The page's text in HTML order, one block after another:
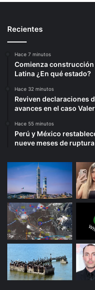
Recientes
Hace 7 minutos
Comienza
Latina ¿En qué estado?
Hace 32 minutos
Reviven declaraciones
avances en el caso
Hace 55 minutos
Perú y México
nueve meses de ruptura